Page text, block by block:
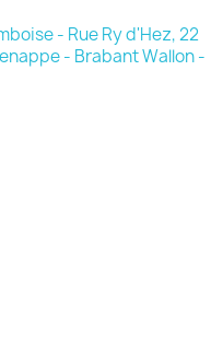
- Rue Ry d'Hez, 22
- Brabant Wallon -